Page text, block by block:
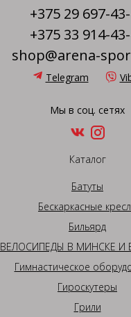
+375 29 697-
+375 33 914-
shop@arena-
Telegram
Мы в соц. сетях
Каталог
Батуты
Бескаркасные
Бильярд
ВЕЛОСИПЕДЫ В МИНСКЕ И
Гимнастическое
Гироскутеры
Грили